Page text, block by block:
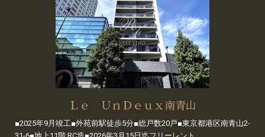
Ｌｅ ＵｎＤｅｕｘ南青山
■2025年9月竣工■外苑前駅徒歩5分■総戸数20戸■東京都港区南青山2-